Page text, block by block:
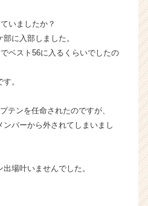
いましたか？
に入部しました。
ベスト56に入るくらいでしたの
。
テンを任命されたのですが、
バーから外されてしまいまし
場叶いませんでした。